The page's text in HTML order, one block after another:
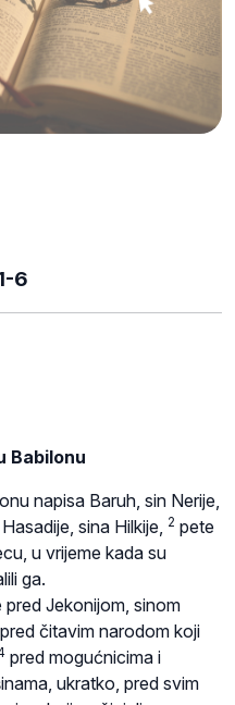
6
Babilonu
napisa Baruh, sin Nerije,
sina Hilkije,
2 pete
u vrijeme kada su
ga.
Jekonijom, sinom
čitavim narodom koji
pred mogućnicima i
ukratko, pred svim